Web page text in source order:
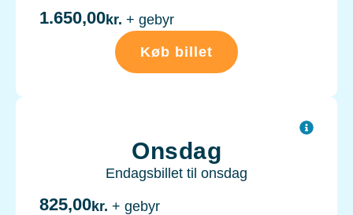
1.650,00kr. + gebyr
Køb billet
Onsdag
Endagsbillet til onsdag
825,00kr. + gebyr